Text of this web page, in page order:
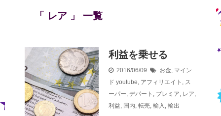
「 レア 」 一覧
利益を乗せる
2016/06/09 お金, マイン
ド youtube, アフィリエイト , ス
ーパー, デパート , プレミア, レア,
利益, 国内, 転売, 輸入 , 輸出